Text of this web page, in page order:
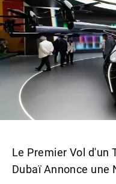
Le Premier Vol d'un
Dubaï Annonce une